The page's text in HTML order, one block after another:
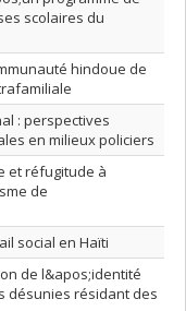
scolaires du
hindoue de
: perspectives
en milieux policiers
et réfugitude à
de
social en Haïti
de l&apos;identité
désunies résidant des